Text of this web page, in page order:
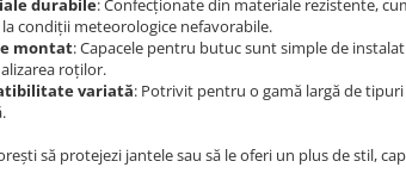
durabile: Confecționate din materiale rezistente,
condiții meteorologice nefavorabile.
montat: Capacele pentru butuc sunt simple de
roților.
variată: Potrivit pentru o gamă largă de
să protejezi jantele sau să le oferi un plus de stil,